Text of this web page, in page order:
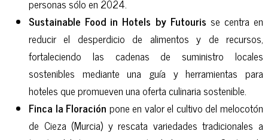
personas sólo en 2024.
Sustainable Food in Hotels by Futouris se centra en
reducir el desperdicio de alimentos y de recursos,
fortaleciendo las cadenas de suministro locales
sostenibles mediante una guía y herramientas para
hoteles que promueven una oferta culinaria sostenible.
Finca la Floración pone en valor el cultivo del melocotón
de Cieza (Murcia) y rescata variedades tradicionales a